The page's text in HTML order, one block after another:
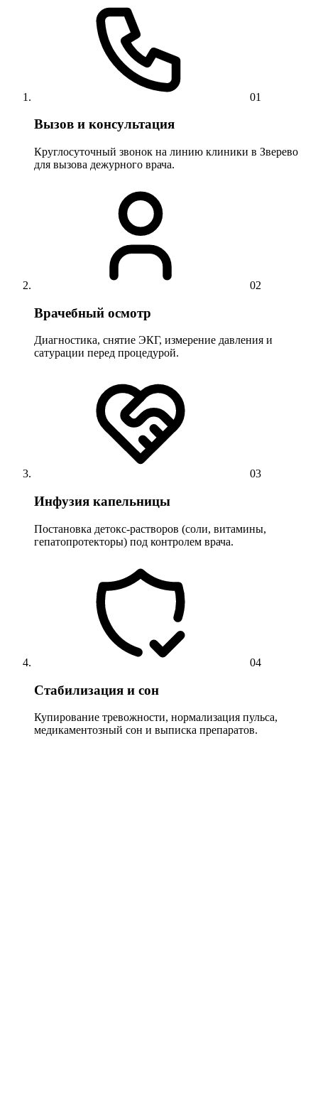
01
Вызов и консультация
Круглосуточный звонок на линию клиники в Зверево
для вызова дежурного врача.
02
Врачебный осмотр
Диагностика, снятие ЭКГ, измерение давления и
сатурации перед процедурой.
03
Инфузия капельницы
Постановка детокс-растворов (соли, витамины,
гепатопротекторы) под контролем врача.
04
Стабилизация и сон
Купирование тревожности, нормализация пульса,
медикаментозный сон и выписка препаратов.